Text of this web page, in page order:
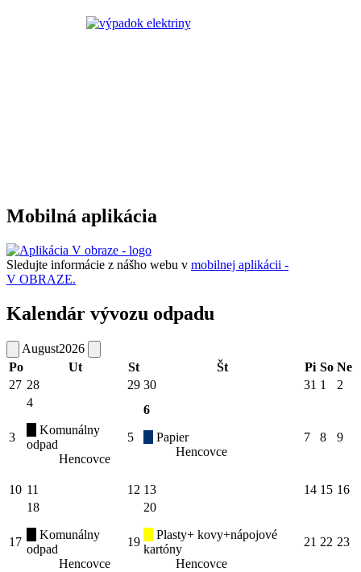
Mobilná aplikácia
Sledujte informácie z nášho webu v mobilnej aplikácii -
V OBRAZE.
Kalendár vývozu odpadu
August2026
Po
Ut St Št Pi So Ne
27 28 29 30 31 1 2
3
4
Komunálny
odpad
Hencovce
5
6
Papier
Hencovce
7 8 9
10 11 12 13 14 15 16
17
18
Komunálny
odpad
Hencovce
19
20
Plasty+ kovy+nápojové
kartóny
Hencovce
21 22 23